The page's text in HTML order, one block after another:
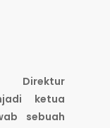
Direktur
ketua
sebuah